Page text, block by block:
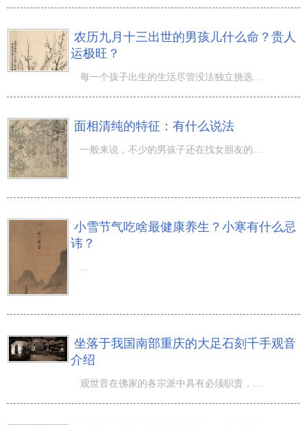
农历九月十三出世的男孩儿什么命？贵人
运极旺？
每一个孩子出生的生活尽管没法独立挑选，可是不一样生活出世带来运势的危害各不一样呢。那麼农历九月十三出
面相清纯的特征：有什么说法
一般来说，不少的男孩子还在找女朋友的时候都希望对方能有一副比较清纯的面孔，毕竟和清纯的女孩子交往也能
小雪节气吃啥最健康养生？小寒有什么忌
讳？
...
坐落于我国南部重庆的大足石刻千手观音
介绍
观世音在佛家的各宗派中具有必须职责，而一切众生的痛苦和苦恼各种各样，一切众生的要求和心愿也各有不同，